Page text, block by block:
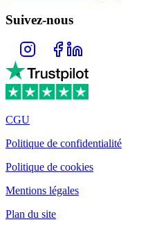
Suivez-nous
CGU
Politique de confidentialité
Politique de cookies
Mentions légales
Plan du site